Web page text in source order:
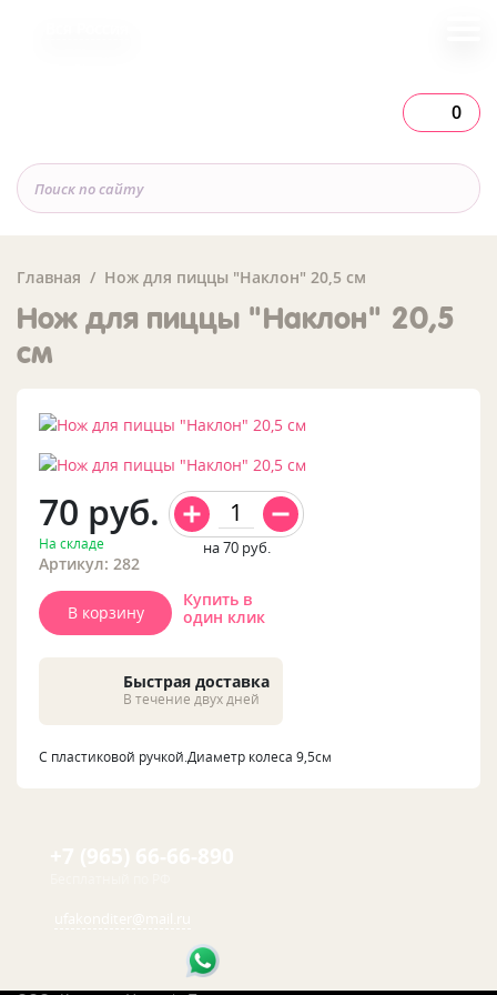
0
Главная Нож для пиццы "Наклон" 20,5 см
Нож для пиццы "Наклон" 20,5
см
70 руб.
На складе
Артикул: 282
на 70 руб.
В корзину
Купить в
один клик
Быстрая доставка
В течение двух дней
С пластиковой ручкой.Диаметр колеса 9,5см